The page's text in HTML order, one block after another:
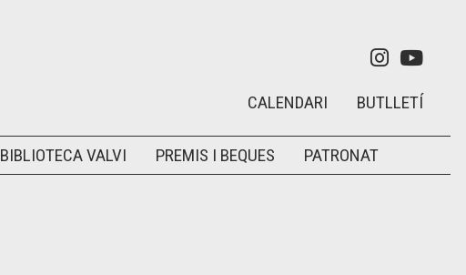
Link aLink
BUTLLETÍ
CALENDARI
BIBLIOTECA VALVI PREMIS I BEQUES PATRONAT